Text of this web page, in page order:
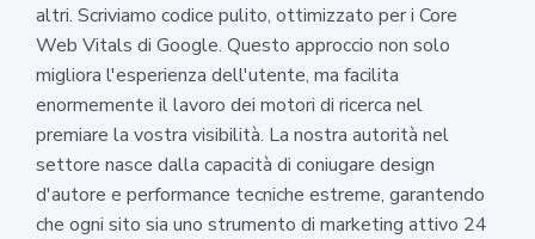
altri. Scriviamo codice pulito, ottimizzato per i Core
Web Vitals di Google. Questo approccio non solo
migliora l'esperienza dell'utente, ma facilita
enormemente il lavoro dei motori di ricerca nel
premiare la vostra visibilità. La nostra autorità nel
settore nasce dalla capacità di coniugare design
d'autore e performance tecniche estreme, garantendo
che ogni sito sia uno strumento di marketing attivo 24